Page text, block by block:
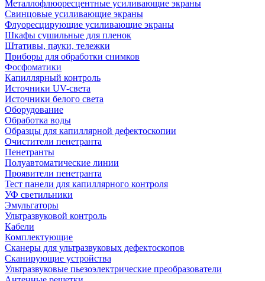
Металлофлюоресцентные усиливающие экраны
Свинцовые усиливающие экраны
Флуоресцирующие усиливающие экраны
Шкафы сушильные для пленок
Штативы, пауки, тележки
Приборы для обработки снимков
Фосфоматики
Капиллярный контроль
Источники UV-света
Источники белого света
Оборудование
Обработка воды
Образцы для капиллярной дефектоскопии
Очистители пенетранта
Пенетранты
Полуавтоматические линии
Проявители пенетранта
Тест панели для капиллярного контроля
УФ светильники
Эмульгаторы
Ультразвуковой контроль
Кабели
Комплектующие
Сканеры для ультразвуковых дефектоскопов
Сканирующие устройства
Ультразвуковые пьезоэлектрические преобразователи